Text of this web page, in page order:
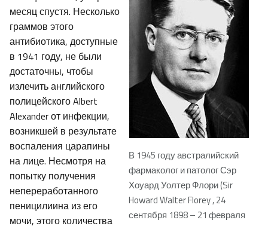
В 1945 году австралийский
фармаколог и патолог Сэр
Хоуард Уолтер Флори (Sir
Howard Walter Florey , 24
сентября 1898 – 21 февраля
месяц спустя. Несколько
граммов этого
антибиотика, доступные
в 1941 году, не были
достаточны, чтобы
излечить английского
полицейского Albert
Alexander от инфекции,
возникшей в результате
воспаления царапины
на лице. Несмотря на
попытку получения
непереработанного
пеницилиина из его
мочи, этого количества